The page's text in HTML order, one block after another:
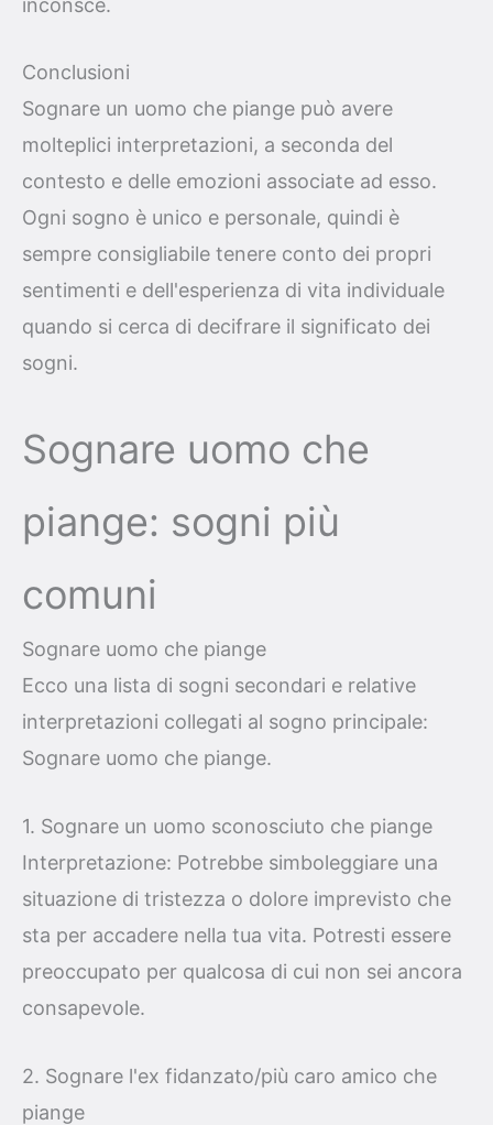
Conclusioni
Sognare un uomo che piange può avere
molteplici interpretazioni, a seconda del
contesto e delle emozioni associate ad esso.
Ogni sogno è unico e personale, quindi è
sempre consigliabile tenere conto dei propri
sentimenti e dell'esperienza di vita individuale
quando si cerca di decifrare il significato dei
sogni.
Sognare uomo che
piange: sogni più
comuni
Sognare uomo che piange
Ecco una lista di sogni secondari e relative
interpretazioni collegati al sogno principale:
Sognare uomo che piange.
1. Sognare un uomo sconosciuto che piange
Interpretazione: Potrebbe simboleggiare una
situazione di tristezza o dolore imprevisto che
sta per accadere nella tua vita. Potresti essere
preoccupato per qualcosa di cui non sei ancora
consapevole.
2. Sognare l'ex fidanzato/più caro amico che
piange